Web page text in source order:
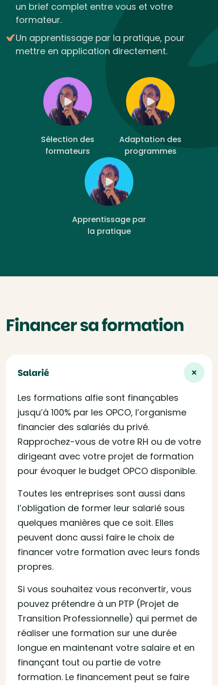
un brief complet entre vous et votre
formateur.
Un apprentissage par la pratique, pour
mettre en application directement.
Sélection des
formateurs
Adaptation des
programmes
Apprentissage par
la pratique
Financer sa formation
Salarié
Les formations alfie sont finançables
jusqu’à 100% par les OPCO, l’organisme
financier des salariés du privé.
Rapprochez-vous de votre RH ou de votre
dirigeant avec votre projet de formation
pour évoquer le budget OPCO disponible.
Toutes les entreprises sont aussi dans
l’obligation de former leur salarié sous
quelques manières que ce soit. Elles
peuvent donc aussi faire le choix de
financer votre formation avec leurs fonds
propres.
Si vous souhaitez vous reconvertir, vous
pouvez prétendre à un PTP (Projet de
Transition Professionnelle) qui permet de
réaliser une formation sur une durée
longue en maintenant votre salaire et en
finançant tout ou partie de votre
formation. Le financement peut se faire